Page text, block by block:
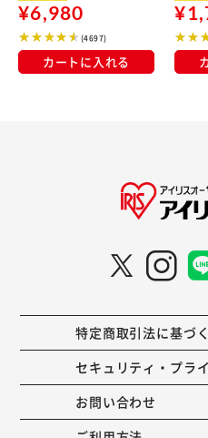
¥6,980
(4697)
カートに入れる
特定商取引法に基づ
セキュリティ・プラ
お問い合わせ